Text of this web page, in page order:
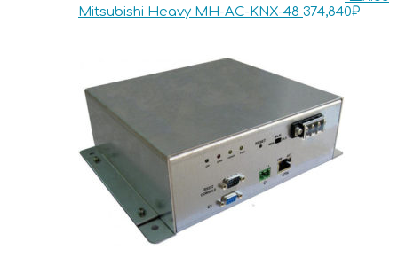
Mitsubishi Heavy MH-AC-KNX-48 374,840₽